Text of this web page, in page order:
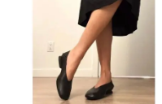
图片来自于@英
2. 衣柜收纳